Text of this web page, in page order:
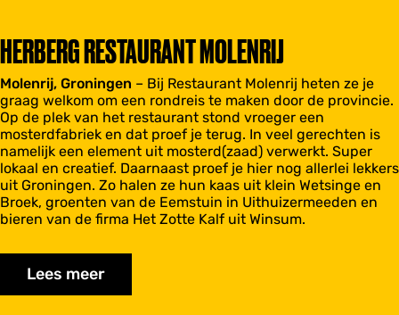
HERBERG RESTAURANT MOLENRIJ
Molenrij, Groningen – Bij Restaurant Molenrij heten ze je
graag welkom om een rondreis te maken door de provincie.
Op de plek van het restaurant stond vroeger een
mosterdfabriek en dat proef je terug. In veel gerechten is
namelijk een element uit mosterd(zaad) verwerkt. Super
lokaal en creatief. Daarnaast proef je hier nog allerlei lekkers
uit Groningen. Zo halen ze hun kaas uit klein Wetsinge en
Broek, groenten van de Eemstuin in Uithuizermeeden en
bieren van de firma Het Zotte Kalf uit Winsum.
Lees meer